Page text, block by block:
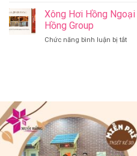
Đá
Xông Hơi Hồng
Hồng Group
Chức năng bình luận bị tắtở
–